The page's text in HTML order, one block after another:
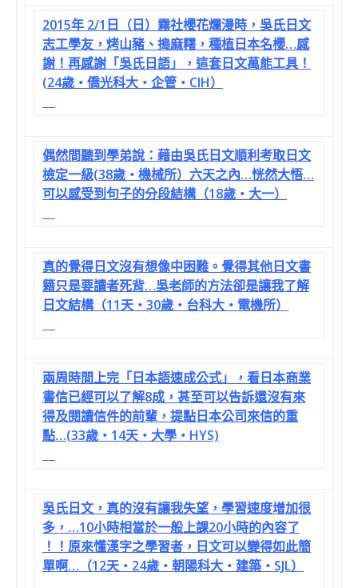
2015年 2/1日（日）霧社櫻花爛漫時，吳氏日文
志工學友，烤山豬、搗麻糬，種植日本名櫻…感
謝！再感謝「吳氏日語」，這套日文萬能工具！
(24歲‧僑光科大‧企管‧CIH）
偶然間聽到學弟說：藉由吳氏日文順利考取日文
檢定一級(38歲‧機械所）六天之內…恍然大悟…
可以感受到句子的分段結構（18歲‧大一）
真的覺得日文沒有想像中困難。覺得其他日文書
籍只是要讀者死背…吳老師的方法卻是讓我了解
日文結構（11天‧30歲‧台科大‧電機所）
兩周時間上完「日本語速成公式」，看日本商業
書信已經可以了解8成，甚至可以告訴還沒有來
得及閱讀信件的前輩，提點日本公司來信的重
點…(33歲‧14天‧大學‧HYS)
吳氏日文，真的沒有讓我失望，學習速度增加很
多，…10小時相當於一般上課20小時的內容了
！！原來懂漢字之學習者，日文可以變得如此簡
單啊…（12天‧24歲‧朝陽科大‧建築‧SJL）